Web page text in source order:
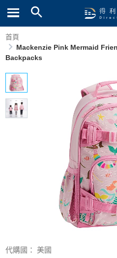
首頁
Mackenzie Pink Mermaid
Backpacks
代購國： 美國